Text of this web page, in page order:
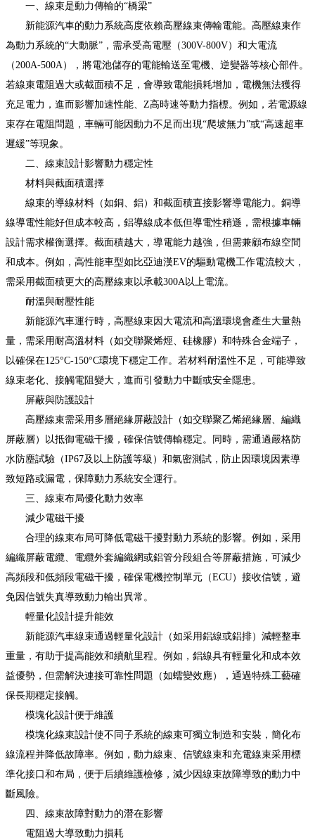
一、線束是動力傳輸的“橋梁”
新能源汽車的動力系統高度依賴高壓線束傳輸電能。高壓線束作
為動力系統的“大動脈”，需承受高電壓（300V-800V）和大電流
（200A-500A），將電池儲存的電能輸送至電機、逆變器等核心部件。
若線束電阻過大或截面積不足，會導致電能損耗增加，電機無法獲得
充足電力，進而影響加速性能、Z高時速等動力指標。例如，若電源線
束存在電阻問題，車輛可能因動力不足而出現“爬坡無力”或“高速超車
遲緩”等現象。
二、線束設計影響動力穩定性
材料與截面積選擇
線束的導線材料（如銅、鋁）和截面積直接影響導電能力。銅導
線導電性能好但成本較高，鋁導線成本低但導電性稍遜，需根據車輛
設計需求權衡選擇。截面積越大，導電能力越強，但需兼顧布線空間
和成本。例如，高性能車型如比亞迪漢EV的驅動電機工作電流較大，
需采用截面積更大的高壓線束以承載300A以上電流。
耐溫與耐壓性能
新能源汽車運行時，高壓線束因大電流和高溫環境會產生大量熱
量，需采用耐高溫材料（如交聯聚烯烴、硅橡膠）和特殊合金端子，
以確保在125°C-150°C環境下穩定工作。若材料耐溫性不足，可能導致
線束老化、接觸電阻變大，進而引發動力中斷或安全隱患。
屏蔽與防護設計
高壓線束需采用多層絕緣屏蔽設計（如交聯聚乙烯絕緣層、編織
屏蔽層）以抵御電磁干擾，確保信號傳輸穩定。同時，需通過嚴格防
水防塵試驗（IP67及以上防護等級）和氣密測試，防止因環境因素導
致短路或漏電，保障動力系統安全運行。
三、線束布局優化動力效率
減少電磁干擾
合理的線束布局可降低電磁干擾對動力系統的影響。例如，采用
編織屏蔽電纜、電纜外套編織網或鋁管分段組合等屏蔽措施，可減少
高頻段和低頻段電磁干擾，確保電機控制單元（ECU）接收信號，避
免因信號失真導致動力輸出異常。
輕量化設計提升能效
新能源汽車線束通過輕量化設計（如采用鋁線或鋁排）減輕整車
重量，有助于提高能效和續航里程。例如，鋁線具有輕量化和成本效
益優勢，但需解決連接可靠性問題（如蠕變效應），通過特殊工藝確
保長期穩定接觸。
模塊化設計便于維護
模塊化線束設計使不同子系統的線束可獨立制造和安裝，簡化布
線流程并降低故障率。例如，動力線束、信號線束和充電線束采用標
準化接口和布局，便于后續維護檢修，減少因線束故障導致的動力中
斷風險。
四、線束故障對動力的潛在影響
電阻過大導致動力損耗